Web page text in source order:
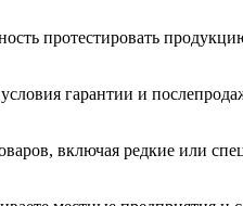
протестировать
гарантии и
включая редкие или